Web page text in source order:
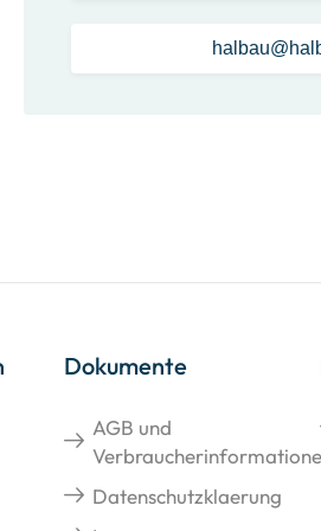
Dokumente
AGB und
Datenschutzklaerung